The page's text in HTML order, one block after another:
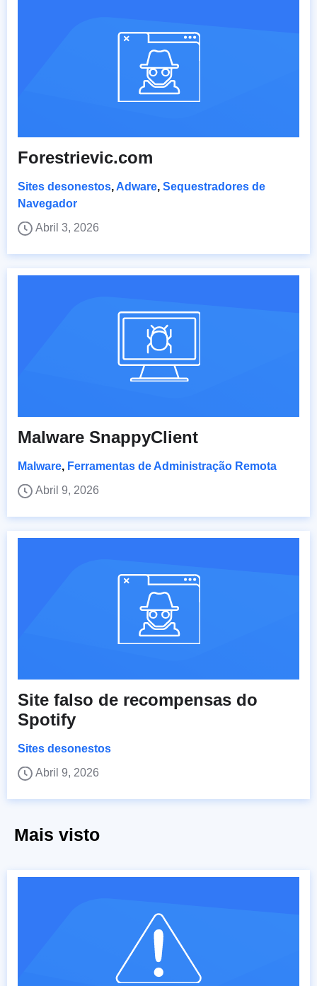
Forestrievic.com
Sites desonestos, Adware, Sequestradores de
Navegador
Abril 3, 2026
Malware SnappyClient
Malware, Ferramentas de Administração Remota
Abril 9, 2026
Site falso de recompensas do
Spotify
Sites desonestos
Abril 9, 2026
Mais visto